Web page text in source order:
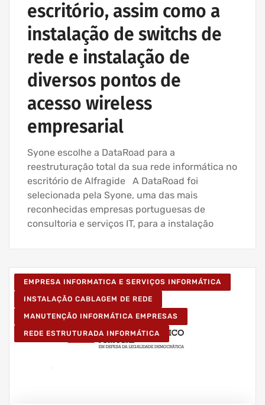
escritório, assim como a
instalação de switchs de
rede e instalação de
diversos pontos de
acesso wireless
empresarial
Syone escolhe a DataRoad para a
reestruturação total da sua rede informática no
escritório de Alfragide A DataRoad foi
selecionada pela Syone, uma das mais
reconhecidas empresas portuguesas de
consultoria e serviços IT, para a instalação
EMPRESA INFORMATICA E SERVIÇOS INFORMÁTICA
INSTALAÇÃO CABLAGEM DE REDE
MANUTENÇÃO INFORMÁTICA EMPRESAS
REDE ESTRUTURADA INFORMÁTICA